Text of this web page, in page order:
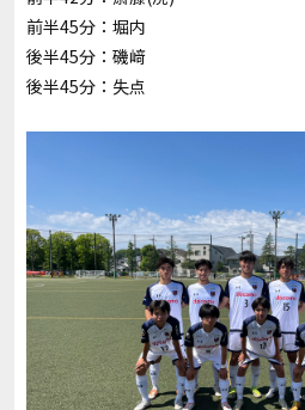
前半45分：堀内
後半45分：磯﨑
後半45分：失点